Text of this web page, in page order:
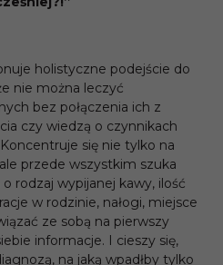
holistyczne podejście do
nie można leczyć
bez połączenia ich z
czy wiedzą o czynnikach
się nie tylko na
przede wszystkim szuka
rodzaj wypijanej kawy, ilość
w rodzinie, nałogi, miejsce
ze sobą na pierwszy
informacje. I cieszy się,
na jaką wpadłby tylko